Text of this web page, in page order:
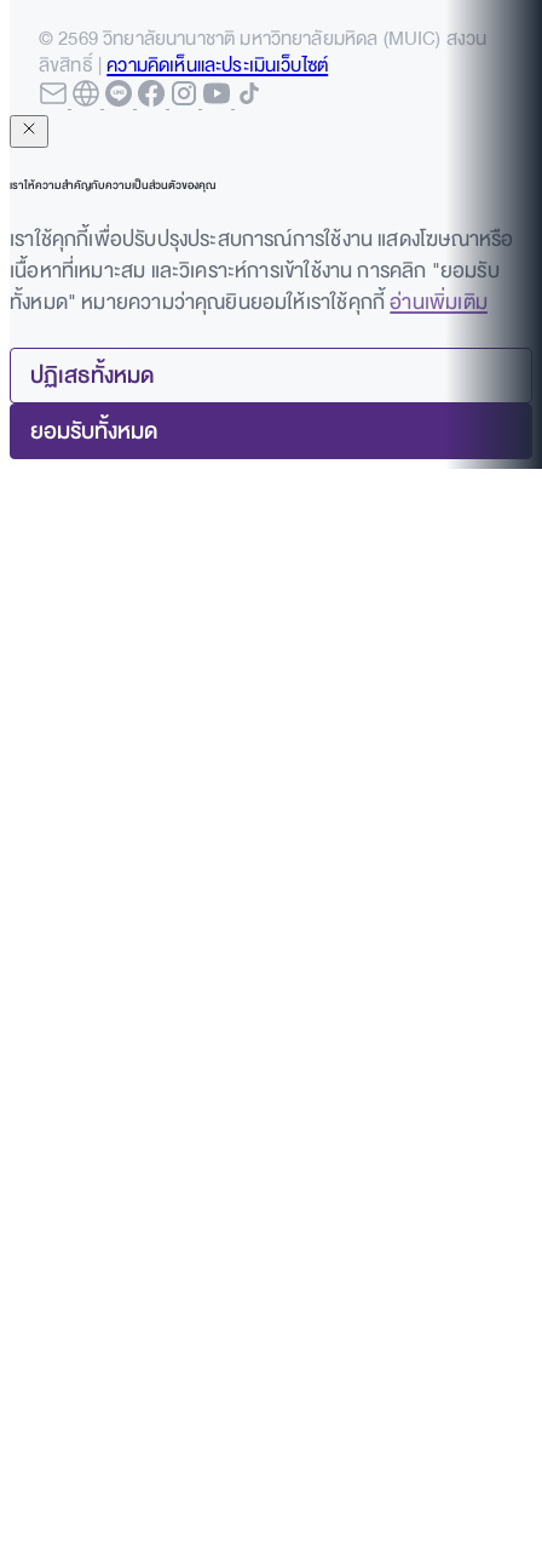
© 2569 วิทยาลัยนานาชาติ มหาวิทยาลัยมหิดล (MUIC) สงวน
ลิขสิทธิ์ |ความคิดเห็นและประเมินเว็บไซต์
เราให้ความสำคัญกับความเป็นส่วนตัวของคุณ
เราใช้คุกกี้เพื่อปรับปรุงประสบการณ์การใช้งาน แสดงโฆษณาหรือ
เนื้อหาที่เหมาะสม และวิเคราะห์การเข้าใช้งาน การคลิก "ยอมรับ
ทั้งหมด" หมายความว่าคุณยินยอมให้เราใช้คุกกี้อ่านเพิ่มเติม
ปฏิเสธทั้งหมด
ยอมรับทั้งหมด